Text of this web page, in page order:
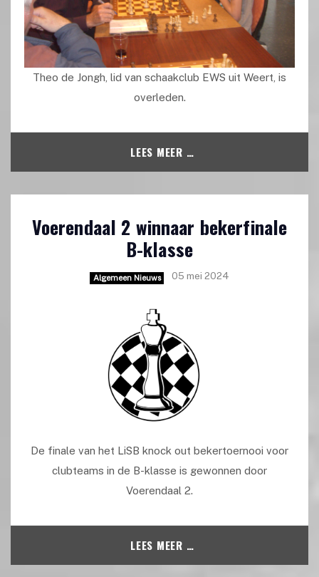
Theo de Jongh, lid van schaakclub EWS uit Weert, is
overleden.
LEES MEER …
Voerendaal 2 winnaar bekerfinale
B-klasse
Algemeen Nieuws 05 mei 2024
De finale van het LiSB knock out bekertoernooi voor
clubteams in de B-klasse is gewonnen door
Voerendaal 2.
LEES MEER …